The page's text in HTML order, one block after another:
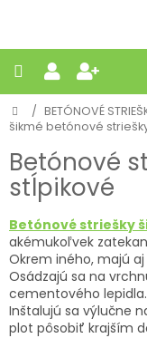
PLETIVÁ
PANELY
MOBILNÉ
PRÍRODNÉ
Domov
/ BETÓNOVÉ
šikmé betónové
Betónové
stĺpikové
Betónové striešky
akémukoľvek
Okrem iného, majú
Osádzajú sa na
cementového lepidla.
Inštalujú sa výlučne
plot pôsobiť krajším